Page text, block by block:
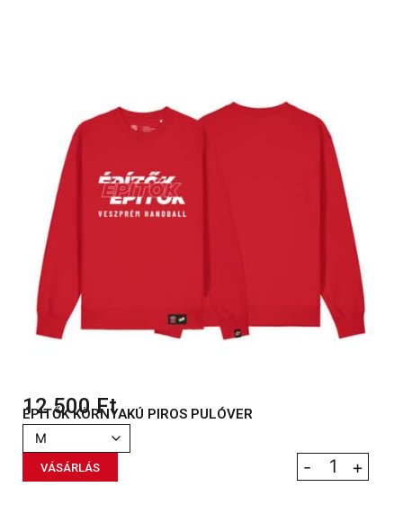
12 500Ft
ÉPÍTŐK KÖRNYAKÚ PIROS PULÓVER
- +
VÁSÁRLÁS